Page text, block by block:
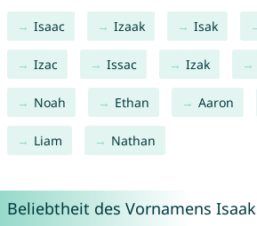
Isaac Izaak Isak
Izac Issac Izak
Noah Ethan Aaron
Liam Nathan
Beliebtheit des Vornamens Isaak